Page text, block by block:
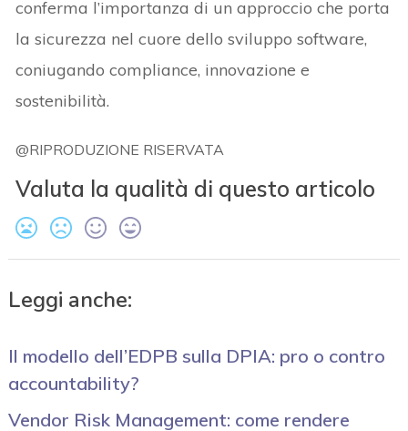
conferma l’importanza di un approccio che porta
la sicurezza nel cuore dello sviluppo software,
coniugando compliance, innovazione e
sostenibilità.
@RIPRODUZIONE RISERVATA
Valuta la qualità di questo articolo
Leggi anche:
Il modello dell’EDPB sulla DPIA: pro o contro
accountability?
Vendor Risk Management: come rendere